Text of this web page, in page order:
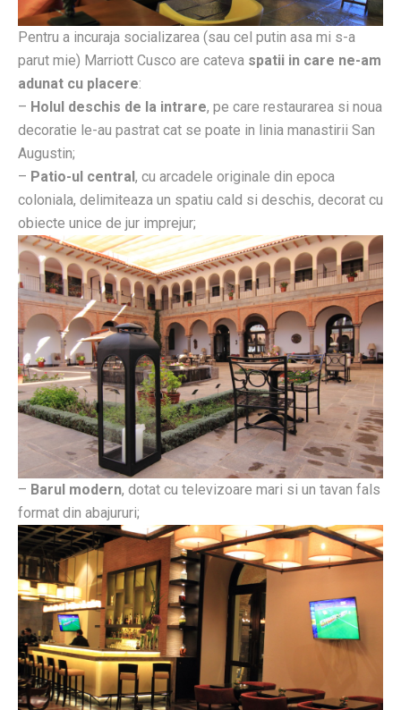
Pentru a incuraja socializarea (sau cel putin asa mi s-a
parut mie) Marriott Cusco are cateva spatii in care ne-am
adunat cu placere:
– Holul deschis de la intrare, pe care restaurarea si noua
decoratie le-au pastrat cat se poate in linia manastirii San
Augustin;
– Patio-ul central, cu arcadele originale din epoca
coloniala, delimiteaza un spatiu cald si deschis, decorat cu
obiecte unice de jur imprejur;
– Barul modern, dotat cu televizoare mari si un tavan fals
format din abajururi;